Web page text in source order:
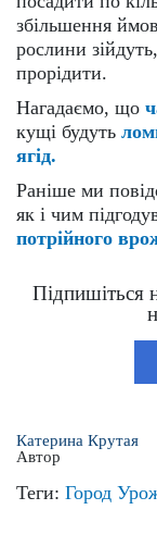
збільшення
рослини
прорідити.
Нагадаємо, що
кущі будуть
ягід.
Раніше ми
як і чим
потрійного
Підпишіться
Катерина Крутая
Автор
Теги: Город